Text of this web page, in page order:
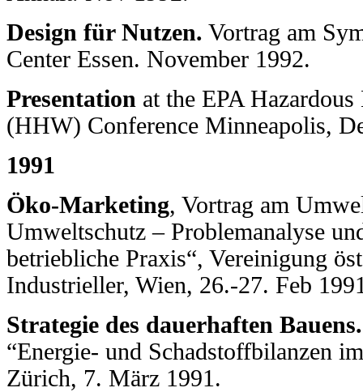
Design für Nutzen. Vortrag am
Center Essen. November 1992.
Presentation at the EPA
(HHW) Conference Minneapolis,
1991
Öko-Marketing, Vortrag am
Umweltschutz – Problemanalyse
betriebliche Praxis“, Vereinigung
Industrieller, Wien, 26.-27. Feb
Strategie des dauerhaften Bauens.
“Energie- und Schadstoffbilanzen
Zürich, 7. März 1991.